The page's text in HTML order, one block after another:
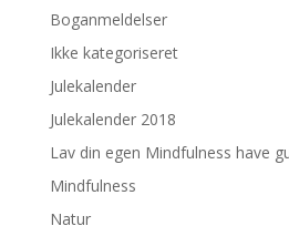
Boganmeldelser
Ikke kategoriseret
Julekalender
Julekalender 2018
Lav din egen Mindfulness have
Mindfulness
Natur